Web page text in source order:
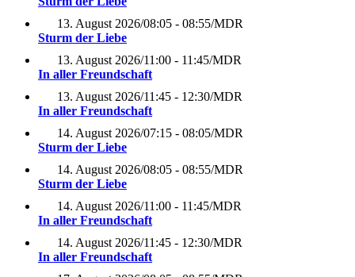
13. August 2026/08:05 - 08:55/MDR
Sturm der Liebe
13. August 2026/11:00 - 11:45/MDR
In aller Freundschaft
13. August 2026/11:45 - 12:30/MDR
In aller Freundschaft
14. August 2026/07:15 - 08:05/MDR
Sturm der Liebe
14. August 2026/08:05 - 08:55/MDR
Sturm der Liebe
14. August 2026/11:00 - 11:45/MDR
In aller Freundschaft
14. August 2026/11:45 - 12:30/MDR
In aller Freundschaft